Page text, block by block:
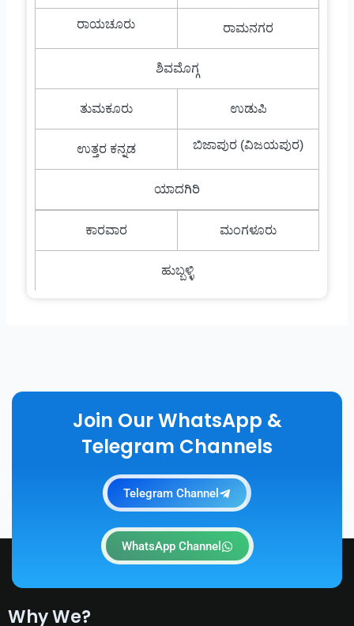
ರಾಯಚೂರು ರಾಮನಗರ
ಶಿವಮೊಗ್ಗ
ತುಮಕೂರು ಉಡುಪಿ
ಉತ್ತರ ಕನ್ನಡ ಬಿಜಾಪುರ (ವಿಜಯಪುರ)
ಯಾದಗಿರಿ
ಕಾರವಾರ ಮಂಗಳೂರು
ಹುಬ್ಬಳ್ಳಿ
Join Our WhatsApp &
Telegram Channels
Telegram Channel
WhatsApp Channel
Why We?